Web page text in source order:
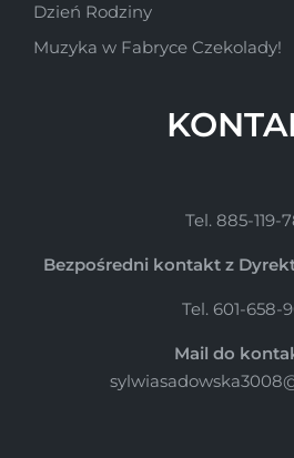
Dzień Rodziny
Muzyka w Fabryce Czekolady!
Tel. 885-119-
Bezpośredni kontakt z
Tel. 601-658-
Mail do